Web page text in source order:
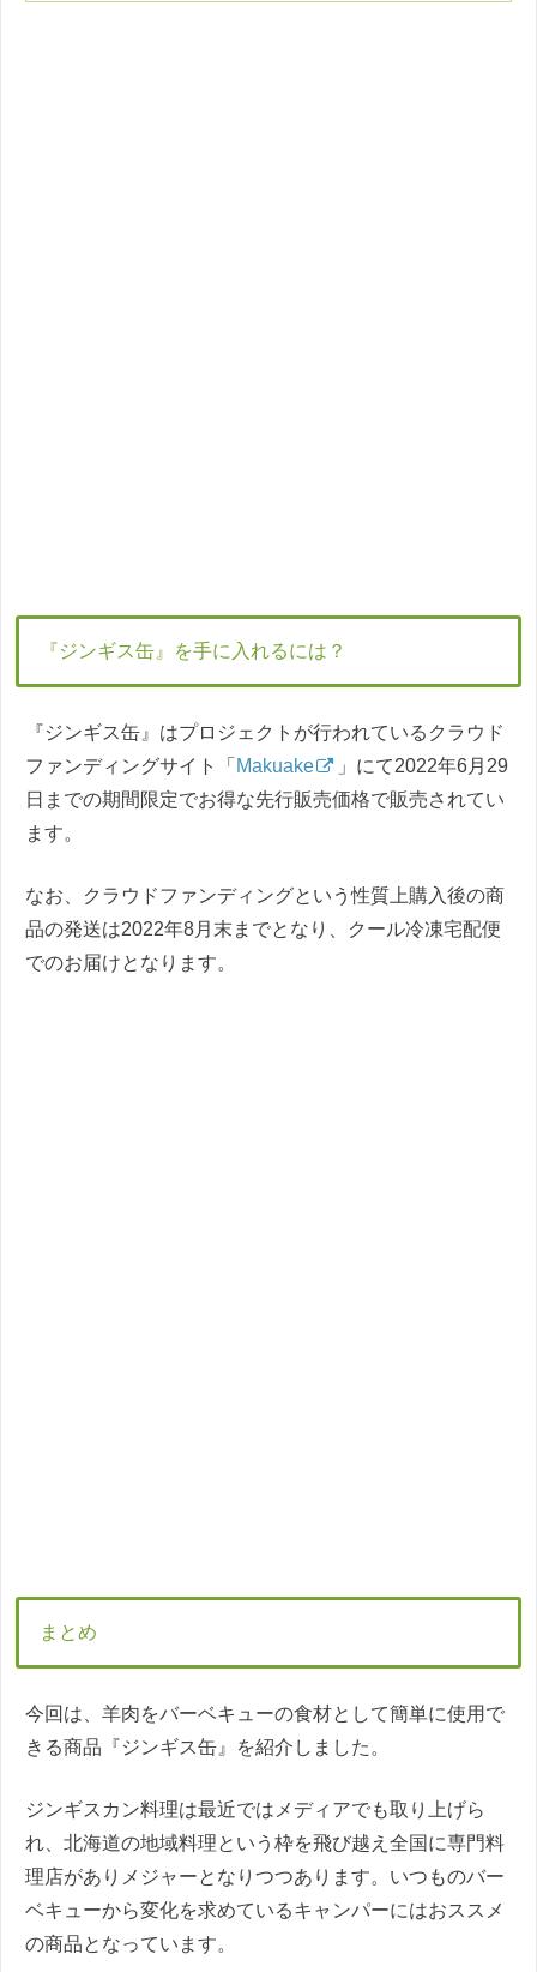
『ジンギス缶』を手に入れるには？
『ジンギス缶』はプロジェクトが行われているクラウド
ファンディングサイト「 Makuake
」にて2022年6月29
日までの期間限定でお得な先行販売価格で販売されてい
ます。
なお、クラウドファンディングという性質上購入後の商
品の発送は2022年8月末までとなり、クール冷凍宅配便
でのお届けとなります。
まとめ
今回は、羊肉をバーベキューの食材として簡単に使用で
きる商品『ジンギス缶』を紹介しました。
ジンギスカン料理は最近ではメディアでも取り上げら
れ、北海道の地域料理という枠を飛び越え全国に専門料
理店がありメジャーとなりつつあります。いつものバー
ベキューから変化を求めているキャンパーにはおススメ
の商品となっています。